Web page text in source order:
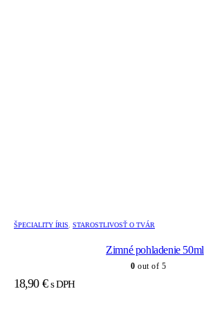
ŠPECIALITY ÍRIS, STAROSTLIVOSŤ O TVÁR
Zimné pohladenie 50ml
0 out of 5
18,90 € s DPH